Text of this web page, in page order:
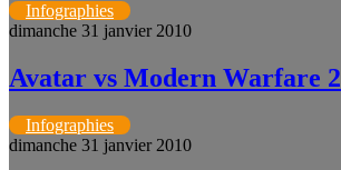
Infographies
dimanche 31 janvier 2010
Avatar vs Modern Warfare 2
Infographies
dimanche 31 janvier 2010